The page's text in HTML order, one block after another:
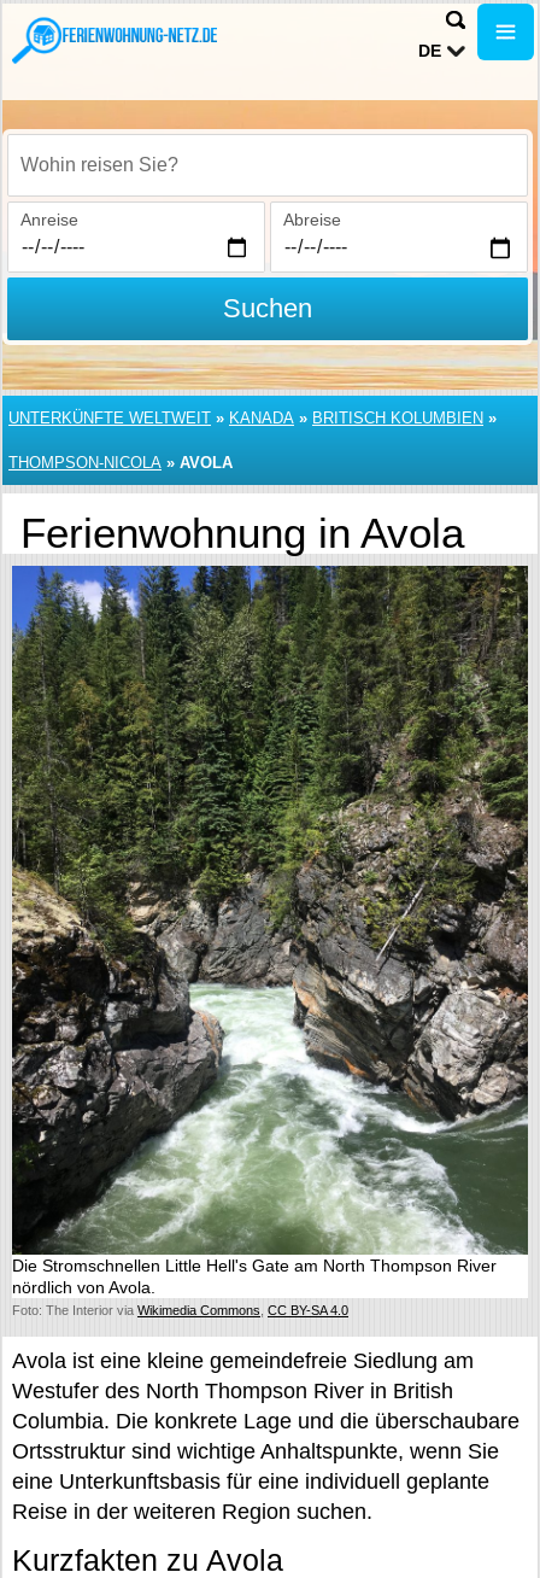
DE
Wohin reisen Sie?
Anreise Abreise
Suchen
UNTERKÜNFTE WELTWEIT » KANADA » BRITISCH KOLUMBIEN »
THOMPSON-NICOLA » AVOLA
Ferienwohnung in Avola
Die Stromschnellen Little Hell's Gate am North Thompson River
nördlich von Avola.
Foto: The Interior via Wikimedia Commons CC BY-SA 4.0
Avola ist eine kleine gemeindefreie Siedlung am
Westufer des North Thompson River in British
Columbia. Die konkrete Lage und die überschaubare
Ortsstruktur sind wichtige Anhaltspunkte, wenn Sie
eine Unterkunftsbasis für eine individuell geplante
Reise in der weiteren Region suchen.
Kurzfakten zu Avola